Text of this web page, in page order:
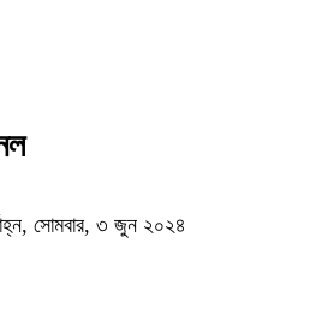
সোমবার, ৩ জুন ২০২৪